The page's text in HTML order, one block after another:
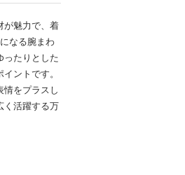
が魅力で、着
なる腕まわ
ったりとした
ントです。
をプラスし
く活躍する万